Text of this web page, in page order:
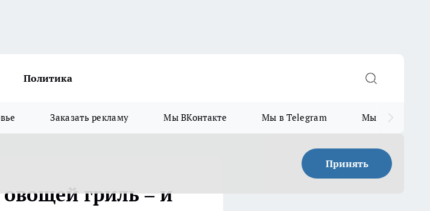
Политика
Заказать рекламу Мы ВКонтакте Мы в Telegram Мы в MAX
Принять
гриль – и